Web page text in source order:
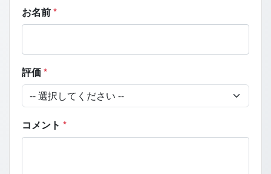
お名前*
評価*
コメント *